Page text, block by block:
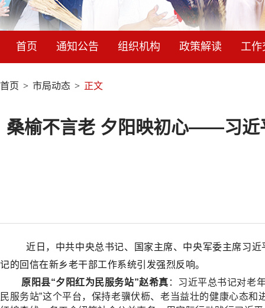
首页 通知公告 组织机构 政策解读 工作
首页 > 市局动态 > 正文
桑榆不言老 夕阳映初心——习近
近日，中共中央总书记、国家主席、中央军委主席习
记的回信在新乡老干部工作系统引发强烈反响。
原阳县“夕阳红为民服务站”赵希真 ：习近平总书记对老
民服务站”这个平台，保持老骥伏枥、老当益壮的健康心态